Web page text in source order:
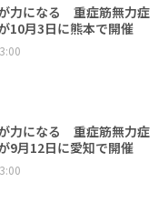
力になる 重症筋無力症
10月3日に熊本で開催
力になる 重症筋無力症
9月12日に愛知で開催